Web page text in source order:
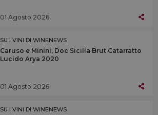
01 Agosto 2026
SU I VINI DI WINENEWS
Caruso e Minini, Doc Sicilia Brut Catarratto
Lucido Arya 2020
01 Agosto 2026
SU I VINI DI WINENEWS